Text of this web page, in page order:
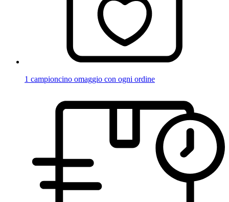
1 campioncino omaggio con ogni ordine